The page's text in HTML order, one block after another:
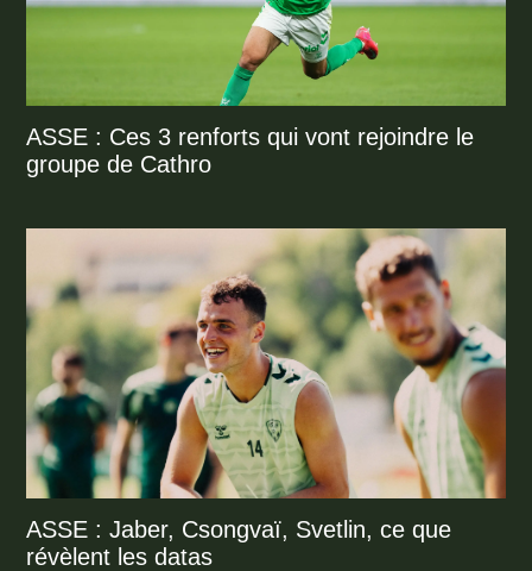
ASSE : Ces 3 renforts qui vont rejoindre le
groupe de Cathro
ASSE : Jaber, Csongvaï, Svetlin, ce que
révèlent les datas